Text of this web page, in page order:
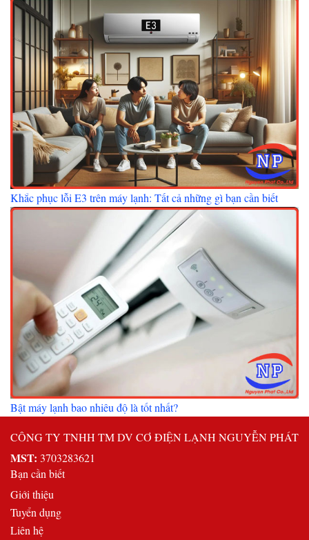
Khắc phục lỗi E3 trên máy lạnh: Tất cả những gì bạn cần biết
Bật máy lạnh bao nhiêu độ là tốt nhất?
CÔNG TY TNHH TM DV CƠ ĐIỆN LẠNH NGUYỄN PHÁT
MST: 3703283621
Bạn cần biết
Giới thiệu
Tuyển dụng
Liên hệ